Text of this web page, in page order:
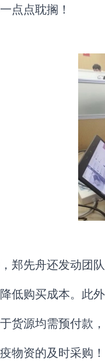
点点耽搁！
郑先舟还发动团
低购买成本。此
货源均需预付款
物资的及时采购！